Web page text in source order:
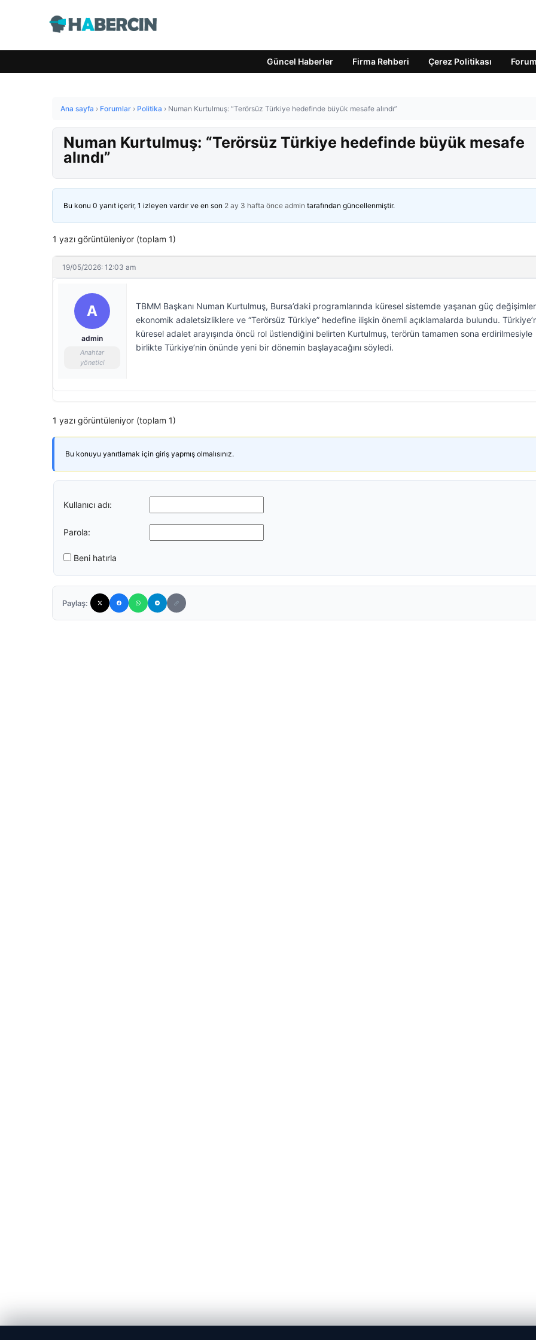
Güncel Haberler Firma Rehberi Çerez Politikası Forum
Ana sayfa › Forumlar › Politika › Numan Kurtulmuş: “Terörsüz Türkiye hedefinde büyük mesafe alındı”
Numan Kurtulmuş: “Terörsüz Türkiye hedefinde büyük mesafe
alındı”
Bu konu 0 yanıt içerir, 1 izleyen vardır ve en son 2 ay 3 hafta önce admin tarafından güncellenmiştir.
1 yazı görüntüleniyor (toplam 1)
19/05/2026: 12:03 am
A
admin
Anahtar
yönetici
TBMM Başkanı Numan Kurtulmuş, Bursa’daki programlarında küresel sistemde yaşanan güç
ekonomik adaletsizliklere ve “Terörsüz Türkiye” hedefine ilişkin önemli açıklamalarda bulundu.
küresel adalet arayışında öncü rol üstlendiğini belirten Kurtulmuş, terörün tamamen sona erdirilmesiyle
birlikte Türkiye’nin önünde yeni bir dönemin başlayacağını söyledi.
1 yazı görüntüleniyor (toplam 1)
Bu konuyu yanıtlamak için giriş yapmış olmalısınız.
Kullanıcı adı:
Parola:
Beni hatırla
Paylaş: